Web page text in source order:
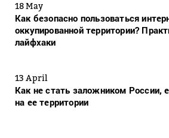
18 May
Как безопасно пользоваться
оккупированной территории?
лайфхаки
13 April
Как не стать заложником России,
на ее территории